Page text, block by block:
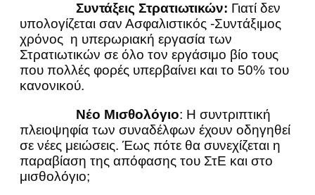
Συντάξεις Στρατιωτικών: Γιατί δεν
υπολογίζεται σαν Ασφαλιστικός -Συντάξιμος
χρόνος η υπερωριακή εργασία των
Στρατιωτικών σε όλο τον εργάσιμο βίο τους
που πολλές φορές υπερβαίνει και το 50% του
κανονικού.
Νέο Μισθολόγιο: Η συντριπτική
πλειοψηφία των συναδέλφων έχουν οδηγηθεί
σε νέες μειώσεις. Έως πότε θα συνεχίζεται η
παραβίαση της απόφασης του ΣτΕ και στο
μισθολόγιο;